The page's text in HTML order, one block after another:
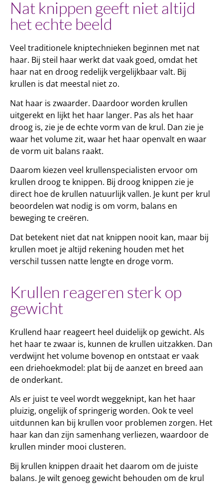
Nat knippen geeft niet altijd
het echte beeld
Veel traditionele kniptechnieken beginnen met nat
haar. Bij steil haar werkt dat vaak goed, omdat het
haar nat en droog redelijk vergelijkbaar valt. Bij
krullen is dat meestal niet zo.
Nat haar is zwaarder. Daardoor worden krullen
uitgerekt en lijkt het haar langer. Pas als het haar
droog is, zie je de echte vorm van de krul. Dan zie je
waar het volume zit, waar het haar openvalt en waar
de vorm uit balans raakt.
Daarom kiezen veel krullenspecialisten ervoor om
krullen droog te knippen. Bij droog knippen zie je
direct hoe de krullen natuurlijk vallen. Je kunt per krul
beoordelen wat nodig is om vorm, balans en
beweging te creëren.
Dat betekent niet dat nat knippen nooit kan, maar bij
krullen moet je altijd rekening houden met het
verschil tussen natte lengte en droge vorm.
Krullen reageren sterk op
gewicht
Krullend haar reageert heel duidelijk op gewicht. Als
het haar te zwaar is, kunnen de krullen uitzakken. Dan
verdwijnt het volume bovenop en ontstaat er vaak
een driehoekmodel: plat bij de aanzet en breed aan
de onderkant.
Als er juist te veel wordt weggeknipt, kan het haar
pluizig, ongelijk of springerig worden. Ook te veel
uitdunnen kan bij krullen voor problemen zorgen. Het
haar kan dan zijn samenhang verliezen, waardoor de
krullen minder mooi clusteren.
Bij krullen knippen draait het daarom om de juiste
balans. Je wilt genoeg gewicht behouden om de krul